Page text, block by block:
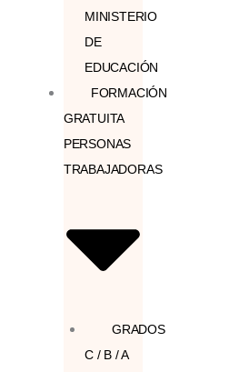
MINISTERIO
DE
EDUCACIÓN
FORMACIÓN
GRATUITA
PERSONAS
TRABAJADORAS
GRADOS
C / B / A